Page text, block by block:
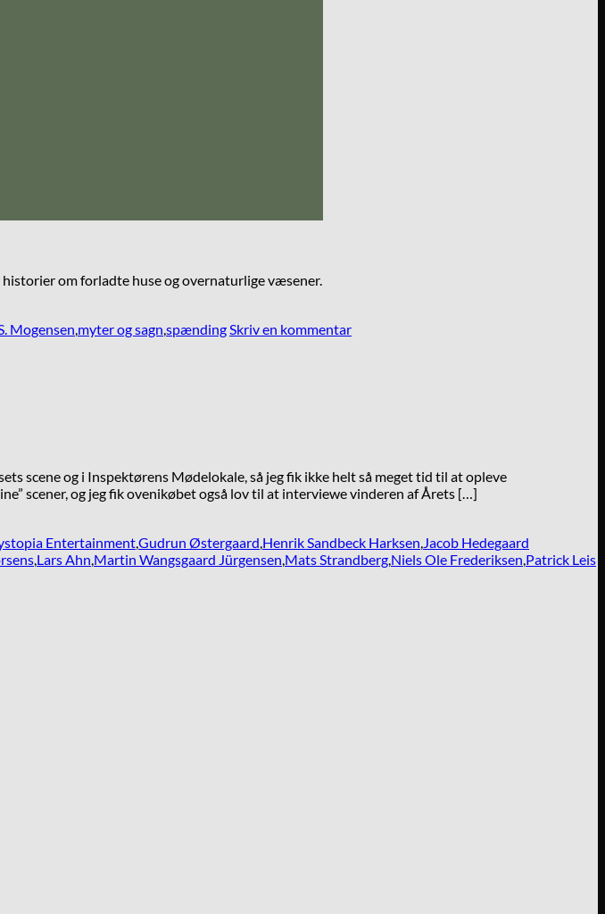
om forladte huse og overnaturlige væsener.
Mogensen,myter og sagn,spændingSkriv en kommentar
scene og i Inspektørens Mødelokale, så jeg fik ikke helt så meget tid til at opleve
scener, og jeg fik ovenikøbet også lov til at interviewe vinderen af Årets […]
Entertainment,Gudrun Østergaard,Henrik Sandbeck Harksen,Jacob Hedegaard
,Lars Ahn,Martin Wangsgaard Jürgensen,Mats Strandberg,Niels Ole Frederiksen,Patrick Leis